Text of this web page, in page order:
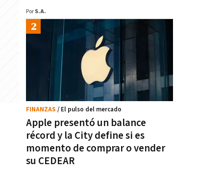
Por S.A.
Apple presentó un balance
récord y la City define si es
momento de comprar o vender
su CEDEAR
FINANZAS / El pulso del mercado